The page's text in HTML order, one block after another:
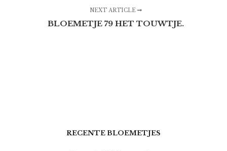
NEXT ARTICLE
BLOEMETJE 79 HET TOUWTJE.
RECENTE BLOEMETJES